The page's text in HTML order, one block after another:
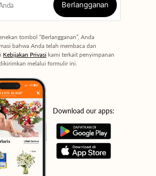
Berlangganan
tombol “Berlangganan”, Anda
bahwa Anda telah membaca dan
Kebijakan Privasi kami terkait penyimpanan
melalui formulir ini.
Download our apps: